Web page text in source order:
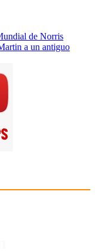
de Norris
a un antiguo